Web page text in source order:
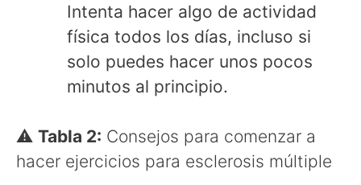
Intenta hacer algo de actividad
física todos los días, incluso si
solo puedes hacer unos pocos
minutos al principio.
⚠ Tabla 2: Consejos para comenzar a
hacer ejercicios para esclerosis múltiple